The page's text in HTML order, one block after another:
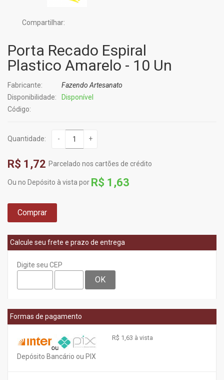
Compartilhar:
Porta Recado Espiral
Plastico Amarelo - 10 Un
Fabricante:
Fazendo Artesanato
Disponibilidade:
Disponível
Código:
Quantidade: - +
R$ 1,72 Parcelado nos cartões de crédito
Ou no Depósito à vista por R$ 1,63
Comprar
Calcule seu frete e prazo de entrega
Digite seu CEP
OK
Formas de pagamento
Depósito Bancário ou PIX
R$ 1,63 à vista